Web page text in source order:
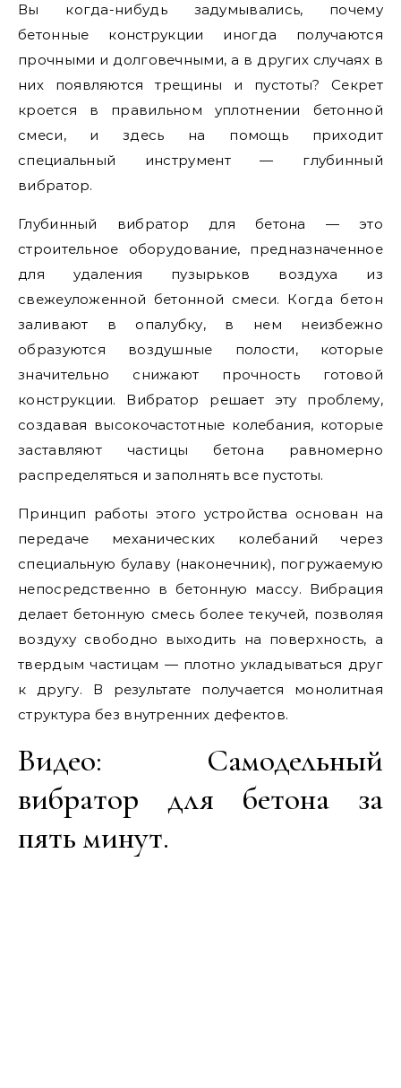
Вы когда-нибудь задумывались, почему
бетонные конструкции иногда получаются
прочными и долговечными, а в других случаях в
них появляются трещины и пустоты? Секрет
кроется в правильном уплотнении бетонной
смеси, и здесь на помощь приходит
специальный инструмент — глубинный
вибратор.
Глубинный вибратор для бетона — это
строительное оборудование, предназначенное
для удаления пузырьков воздуха из
свежеуложенной бетонной смеси. Когда бетон
заливают в опалубку, в нем неизбежно
образуются воздушные полости, которые
значительно снижают прочность готовой
конструкции. Вибратор решает эту проблему,
создавая высокочастотные колебания, которые
заставляют частицы бетона равномерно
распределяться и заполнять все пустоты.
Принцип работы этого устройства основан на
передаче механических колебаний через
специальную булаву (наконечник), погружаемую
непосредственно в бетонную массу. Вибрация
делает бетонную смесь более текучей, позволяя
воздуху свободно выходить на поверхность, а
твердым частицам — плотно укладываться друг
к другу. В результате получается монолитная
структура без внутренних дефектов.
Видео: Самодельный
вибратор для бетона за
пять минут.